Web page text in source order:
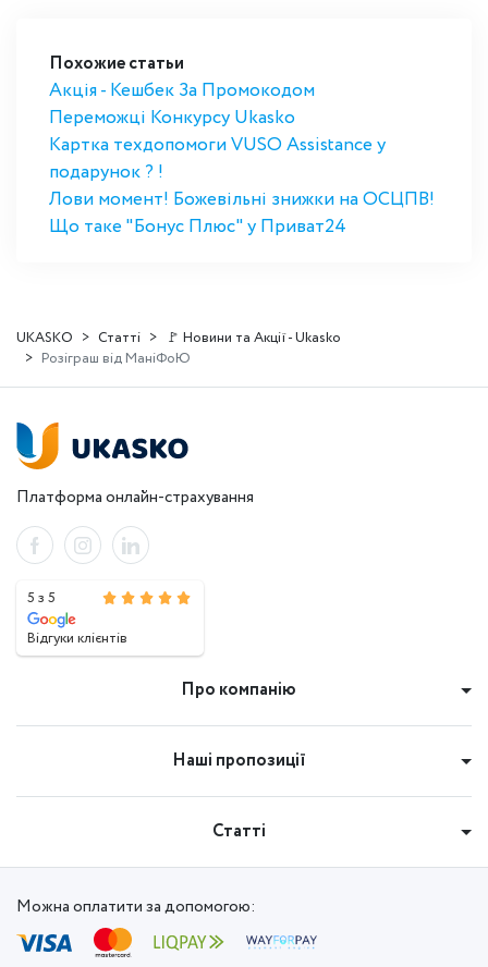
Похожие статьи
Акція - Кешбек За Промокодом
Переможці Конкурсу Ukasko
Картка техдопомоги VUSO Assistance у
подарунок ? !
Лови момент! Божевільні знижки на ОСЦПВ!
Що таке "Бонус Плюс" у Приват24
UKASKO Статті
🚩 Новини та Акції - Ukasko
Розіграш від МаніФоЮ
Платформа онлайн-страхування
5 з 5
Відгуки клієнтів
Про компанію
Наші пропозиції
Статті
Можна оплатити за допомогою: